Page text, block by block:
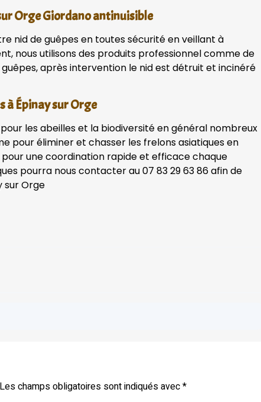
Orge Giordano antinuisible
nid de guêpes en toutes sécurité en veillant à
nous utilisons des produits professionnel comme de
après intervention le nid est détruit et incinéré
à Épinay sur Orge
les abeilles et la biodiversité en général nombreux
pour éliminer et chasser les frelons asiatiques en
pour une coordination rapide et efficace chaque
pourra nous contacter au 07 83 29 63 86 afin de
sur Orge
Les champs obligatoires sont indiqués avec*